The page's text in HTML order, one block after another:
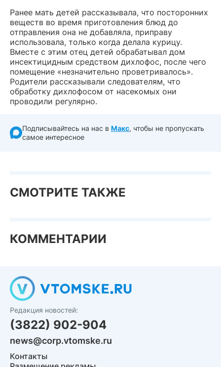
Ранее мать детей рассказывала, что посторонних
веществ во время приготовления блюд до
отправления она не добавляла, приправу
использовала, только когда делала курицу.
Вместе с этим отец детей обрабатывал дом
инсектицидным средством дихлофос, после чего
помещение «незначительно проветривалось».
Родители рассказывали следователям, что
обработку дихлофосом от насекомых они
проводили регулярно.
Подписывайтесь на нас в Макс, чтобы не пропускать
самое интересное
СМОТРИТЕ ТАКЖЕ
КОММЕНТАРИИ
Редакция новостей:
(3822) 902-904
news@corp.vtomske.ru
Контакты